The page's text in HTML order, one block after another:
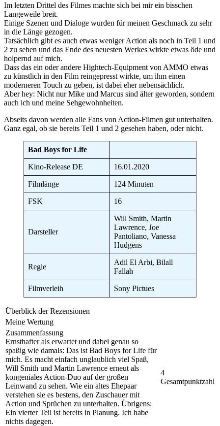
Im letzten Drittel des Filmes machte sich bei mir ein bisschen
Langeweile breit.
Einige Szenen und Dialoge wurden für meinen Geschmack zu sehr
in die Länge gezogen.
Tatsächlich gibt es auch etwas weniger Action als noch in Teil 1 und
2 zu sehen und das Ende des neuesten Werkes wirkte etwas öde und
holpernd auf mich.
Dass das ein oder andere Hightech-Equipment von AMMO etwas
zu künstlich in den Film reingepresst wirkte, um ihm einen
moderneren Touch zu geben, ist dabei eher nebensächlich.
Aber hey: Nicht nur Mike und Marcus sind älter geworden, sondern
auch ich und meine Sehgewohnheiten.
Abseits davon werden alle Fans von Action-Filmen gut unterhalten.
Ganz egal, ob sie bereits Teil 1 und 2 gesehen haben, oder nicht.
Bad Boys for Life
Kino-Release DE 16.01.2020
Filmlänge 124 Minuten
FSK 16
Darsteller
Will Smith, Martin
Lawrence, Joe
Pantoliano, Vanessa
Hudgens
Regie
Adil El Arbi, Bilall
Fallah
Filmverleih Sony Pictues
Überblick der Rezensionen
Meine Wertung
Zusammenfassung
Ernsthafter als erwartet und dabei genau so
spaßig wie damals: Das ist Bad Boys for Life für
mich. Es macht einfach unglaublich viel Spaß,
Will Smith und Martin Lawrence erneut als
kongeniales Action-Duo auf der großen
Leinwand zu sehen. Wie ein altes Ehepaar
verstehen sie es bestens, den Zuschauer mit
Action und Sprüchen zu unterhalten. Übrigens:
Ein vierter Teil ist bereits in Planung. Ich habe
nichts dagegen.
4
Gesamtpunktzahl